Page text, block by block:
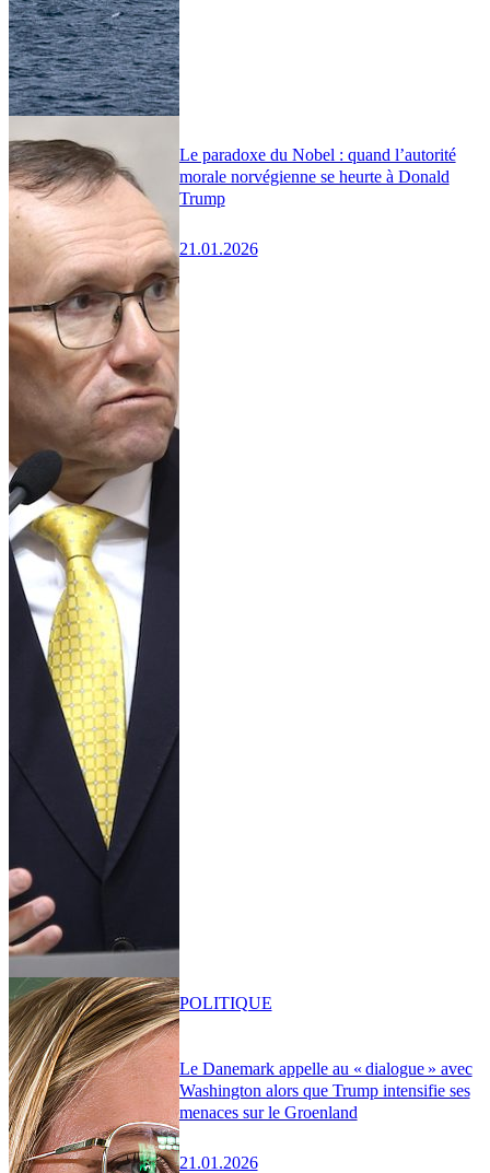
Le paradoxe du Nobel : quand l’autorité
morale norvégienne se heurte à Donald
Trump
21.01.2026
Le Danemark appelle au « dialogue » avec
Washington alors que Trump intensifie ses
menaces sur le Groenland
21.01.2026
POLITIQUE